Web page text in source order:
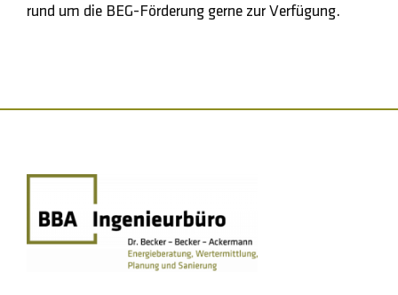
rund um die BEG-Förderung gerne zur Verfügung.